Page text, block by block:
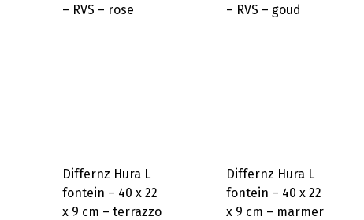
– RVS – rose
– RVS – goud
Differnz Hura L
fontein – 40 x 22
x 9 cm – terrazzo
Differnz Hura L
fontein – 40 x 22
x 9 cm – marmer